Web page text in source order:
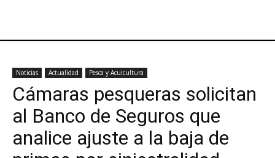
Noticias Actualidad Pesca y Acuicultura
Cámaras pesqueras solicitan
al Banco de Seguros que
analice ajuste a la baja de